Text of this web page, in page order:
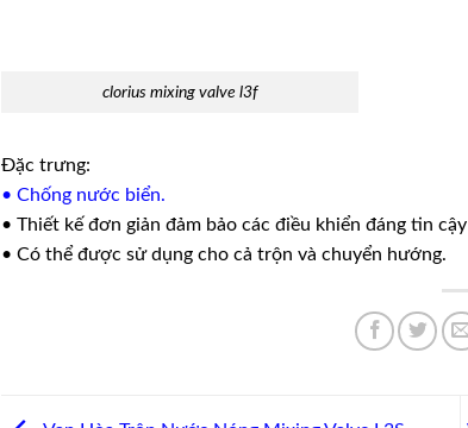
clorius mixing valve l3f
Đặc trưng:
• Chống nước biển.
• Thiết kế đơn giản đảm bảo các điều khiển đáng tin
• Có thể được sử dụng cho cả trộn và chuyển hướng.